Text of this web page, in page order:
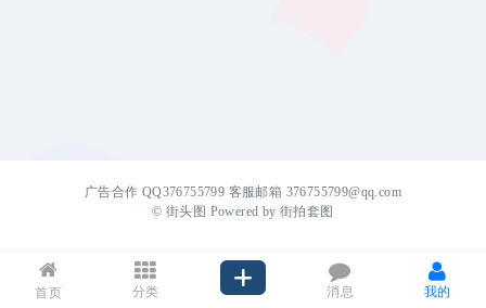
首页 分类 消息 我的
广告合作 QQ376755799 客服邮箱 376755799@qq.com
©街头图 Powered by街拍套图